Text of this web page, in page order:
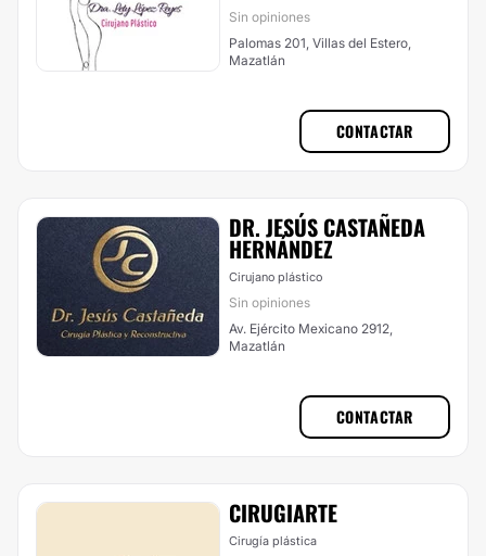
Sin opiniones
Palomas 201, Villas del Estero,
Mazatlán
CONTACTAR
DR. JESÚS CASTAÑEDA
HERNÁNDEZ
Cirujano plástico
Sin opiniones
Av. Ejército Mexicano 2912,
Mazatlán
CONTACTAR
CIRUGIARTE
Cirugía plástica